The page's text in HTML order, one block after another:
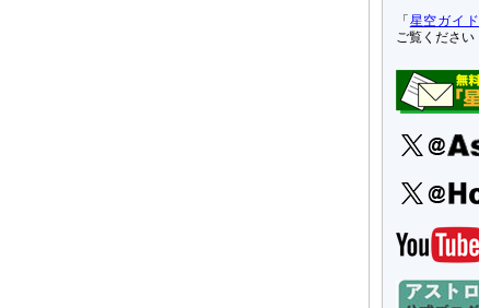
「 星空ガイド
ご覧ください